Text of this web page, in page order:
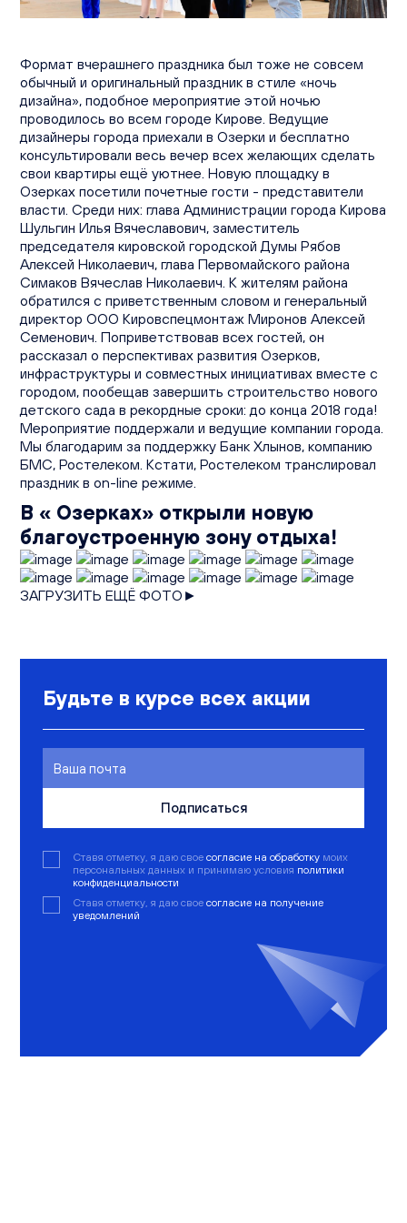
Вакансии
Офисы продаж
Формат вчерашнего праздника был тоже не совсем
обычный и оригинальный праздник в стиле «ночь
дизайна», подобное мероприятие этой ночью
проводилось во всем городе Кирове. Ведущие
дизайнеры города приехали в Озерки и бесплатно
консультировали весь вечер всех желающих сделать
свои квартиры ещё уютнее. Новую площадку в
Озерках посетили почетные гости - представители
власти. Среди них: глава Администрации города Кирова
Шульгин Илья Вячеславович, заместитель
председателя кировской городской Думы Рябов
Алексей Николаевич, глава Первомайского района
Симаков Вячеслав Николаевич. К жителям района
обратился с приветственным словом и генеральный
директор ООО Кировспецмонтаж Миронов Алексей
Семенович. Поприветствовав всех гостей, он
рассказал о перспективах развития Озерков,
инфраструктуры и совместных инициативах вместе с
городом, пообещав завершить строительство нового
детского сада в рекордные сроки: до конца 2018 года!
Мероприятие поддержали и ведущие компании города.
Мы благодарим за поддержку Банк Хлынов, компанию
БМС, Ростелеком. Кстати, Ростелеком транслировал
праздник в on-line режиме.
В « Озерках» открыли новую
благоустроенную зону отдыха!
ЗАГРУЗИТЬ ЕЩЁ ФОТО►
Будьте в курсе всех акции
Подписаться
Ставя отметку, я даю свое согласие на обработку моих
персональных данных и принимаю условия политики
конфиденциальности
Ставя отметку, я даю свое согласие на получение
уведомлений